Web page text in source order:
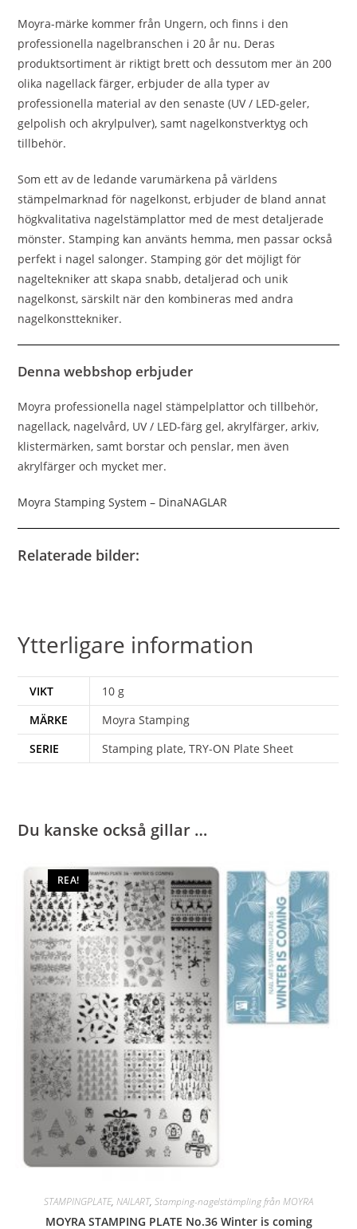
Moyra-märke kommer från Ungern, och finns i den
professionella nagelbranschen i 20 år nu. Deras
produktsortiment är riktigt brett och dessutom mer än 200
olika nagellack färger, erbjuder de alla typer av
professionella material av den senaste (UV / LED-geler,
gelpolish och akrylpulver), samt nagelkonstverktyg och
tillbehör.
Som ett av de ledande varumärkena på världens
stämpelmarknad för nagelkonst, erbjuder de bland annat
högkvalitativa nagelstämplattor med de mest detaljerade
mönster. Stamping kan använts hemma, men passar också
perfekt i nagel salonger. Stamping gör det möjligt för
nageltekniker att skapa snabb, detaljerad och unik
nagelkonst, särskilt när den kombineras med andra
nagelkonsttekniker.
Denna webbshop erbjuder
Moyra professionella nagel stämpelplattor och tillbehör,
nagellack, nagelvård, UV / LED-färg gel, akrylfärger, arkiv,
klistermärken, samt borstar och penslar, men även
akrylfärger och mycket mer.
Moyra Stamping System – DinaNAGLAR
Relaterade bilder:
Ytterligare information
VIKT
10 g
MÄRKE
Moyra Stamping
SERIE
Stamping plate, TRY-ON Plate Sheet
Du kanske också gillar …
REA!
STAMPINGPLATE, NAILART, Stamping-nagelstämpling från MOYRA
MOYRA STAMPING PLATE No.36 Winter is coming